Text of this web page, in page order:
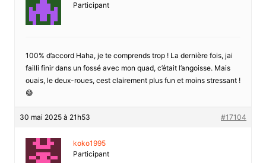
Participant
100% d’accord Haha, je te comprends trop ! La dernière fois, jai
failli finir dans un fossé avec mon quad, c’était l’angoisse. Mais
ouais, le deux-roues, cest clairement plus fun et moins stressant !
😅
30 mai 2025 à 21h53 #17104
koko1995
Participant